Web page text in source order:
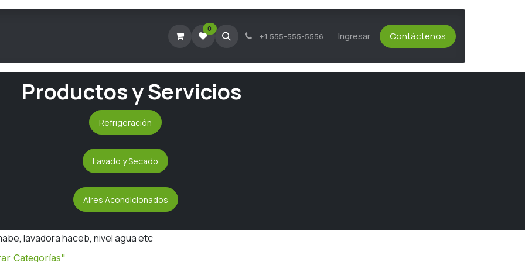
Agendar Visita Técnica Consultar Tickets Activos Asesoría Técnica Servicio al Cliente
0
+1 555-555-5556 Ingresar Contáctenos
Productos y Servicios
Refrigeración
Lavado y Secado
Aires Acondicionados
lavadora haceb, nivel agua etc
Categorías"